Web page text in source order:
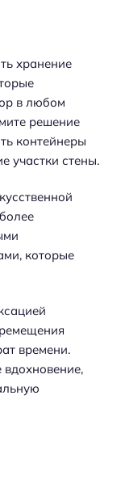
хранение
в любом
решение
контейнеры
участки стены.
которые
времени.
вдохновение,